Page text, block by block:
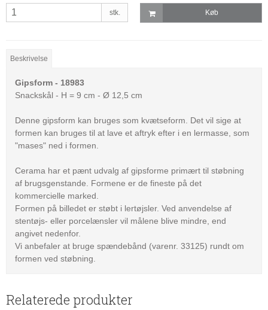
stk. Køb
Beskrivelse
Gipsform - 18983
Snackskål - H = 9 cm - Ø 12,5 cm
Denne gipsform kan bruges som kvætseform. Det vil sige at
formen kan bruges til at lave et aftryk efter i en lermasse, som
"mases" ned i formen.
Cerama har et pænt udvalg af gipsforme primært til støbning
af brugsgenstande. Formene er de fineste på det
kommercielle marked.
Formen på billedet er støbt i lertøjsler. Ved anvendelse af
stentøjs- eller porcelænsler vil målene blive mindre, end
angivet nedenfor.
Vi anbefaler at bruge spændebånd (varenr. 33125) rundt om
formen ved støbning.
Relaterede produkter